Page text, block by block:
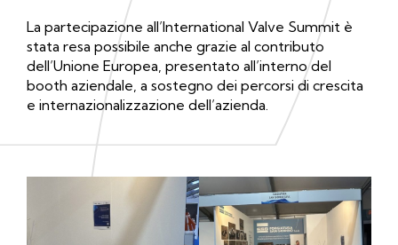
La partecipazione all’International Valve Summit è
stata resa possibile anche grazie al contributo
dell’Unione Europea, presentato all’interno del
booth aziendale, a sostegno dei percorsi di crescita
e internazionalizzazione dell’azienda.